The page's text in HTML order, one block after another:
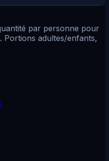
par personne pour
Portions adultes/enfants,